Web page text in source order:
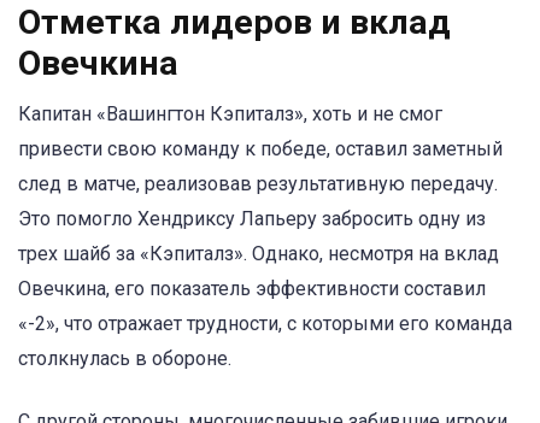
Отметка лидеров и вклад
Овечкина
Капитан «Вашингтон Кэпиталз», хоть и не смог
привести свою команду к победе, оставил заметный
след в матче, реализовав результативную передачу.
Это помогло Хендриксу Лапьеру забросить одну из
трех шайб за «Кэпиталз». Однако, несмотря на вклад
Овечкина, его показатель эффективности составил
«-2», что отражает трудности, с которыми его команда
столкнулась в обороне.